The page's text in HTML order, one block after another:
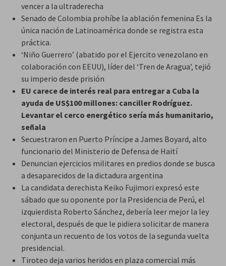
vencer a la ultraderecha
Senado de Colombia prohíbe la ablación femenina Es la
única nación de Latinoamérica donde se registra esta
práctica.
‘Niño Guerrero’ (abatido por el Ejercito venezolano en
colaboración con EEUU), líder del ‘Tren de Aragua’, tejió
su imperio desde prisión
EU carece de interés real para entregar a Cuba la
ayuda de US$100 millones: canciller Rodríguez.
Levantar el cerco energético sería más humanitario,
señala
Secuestraron en Puerto Príncipe a James Boyard, alto
funcionario del Ministerio de Defensa de Haití
Denuncian ejercicios militares en predios donde se busca
a desaparecidos de la dictadura argentina
La candidata derechista Keiko Fujimori expresó este
sábado que su oponente por la Presidencia de Perú, el
izquierdista Roberto Sánchez, debería leer mejor la ley
electoral, después de que le pidiera solicitar de manera
conjunta un recuento de los votos de la segunda vuelta
presidencial.
Tiroteo deja varios heridos en plaza comercial más